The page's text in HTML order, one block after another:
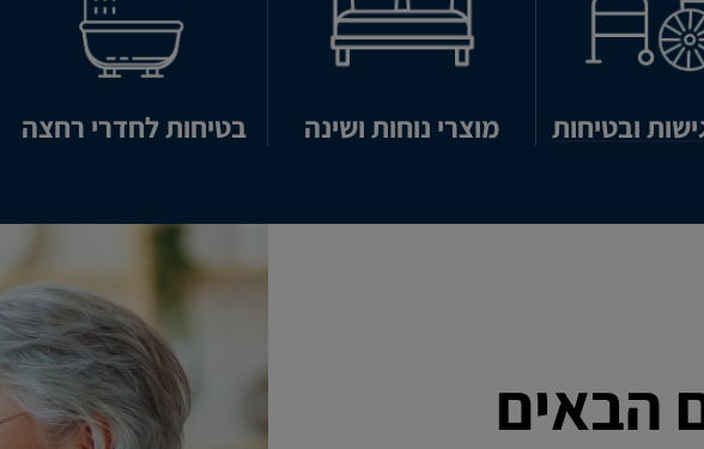
ובטיחות מוצרי נוחות ושינה בטיחות לחדרי רחצה
הבאים